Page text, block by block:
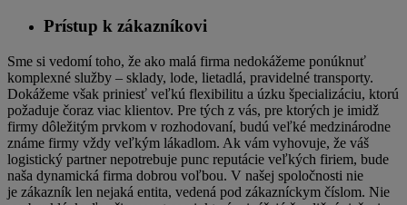
Prístup k zákazníkovi
Sme si vedomí toho, že ako malá firma nedokážeme ponúknuť
komplexné služby – sklady, lode, lietadlá, pravidelné transporty.
Dokážeme však priniesť veľkú flexibilitu a úzku špecializáciu, ktorú
požaduje čoraz viac klientov. Pre tých z vás, pre ktorých je imidž
firmy dôležitým prvkom v rozhodovaní, budú veľké medzinárodne
známe firmy vždy veľkým lákadlom. Ak vám vyhovuje, že váš
logistický partner nepotrebuje punc reputácie veľkých firiem, bude
naša dynamická firma dobrou voľbou. V našej spoločnosti nie
je zákazník len nejaká entita, vedená pod zákazníckym číslom. Nie